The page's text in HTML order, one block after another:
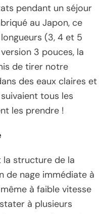
pendant un séjour
au Japon, ce
(3, 4 et 5
3 pouces, la
de tirer notre
des eaux claires et
tous les
les prendre !
la structure de la
de nage immédiate à
à faible vitesse
à plusieurs